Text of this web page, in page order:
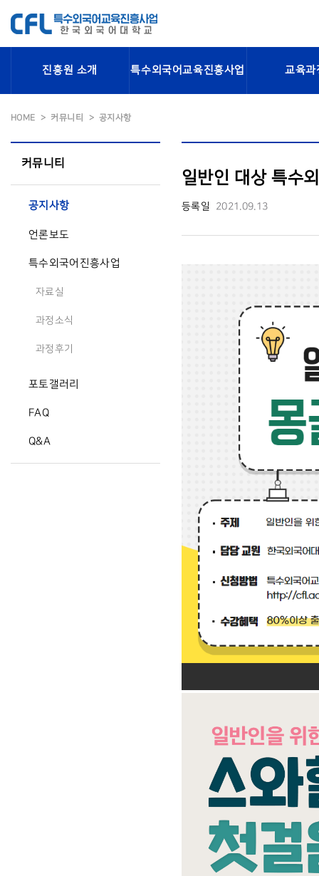
진흥원 소개 특수외국어교육진흥사업 교육과
HOME 커뮤니티 공지사항
커뮤니티
공지사항
언론보도
특수외국어진흥사업
자료실
과정소식
과정후기
포토갤러리
FAQ
Q&A
일반인 대상 특수
등록일 2021.09.13